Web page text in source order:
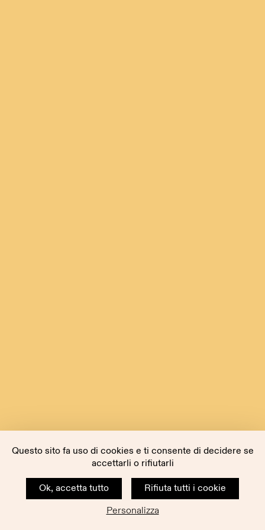
Questo sito fa uso di cookies e ti consente di decidere se
accettarli o rifiutarli
Ok, accetta tutto
Rifiuta tutti i cookie
Personalizza